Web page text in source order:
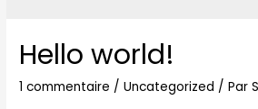
Hello world!
1 commentaire /Uncategorized / Par